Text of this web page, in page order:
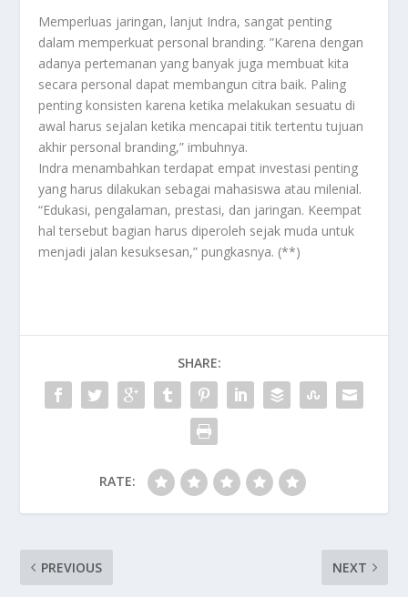
Memperluas jaringan, lanjut Indra, sangat penting
dalam memperkuat personal branding. ”Karena dengan
adanya pertemanan yang banyak juga membuat kita
secara personal dapat membangun citra baik. Paling
penting konsisten karena ketika melakukan sesuatu di
awal harus sejalan ketika mencapai titik tertentu tujuan
akhir personal branding,” imbuhnya.
Indra menambahkan terdapat empat investasi penting
yang harus dilakukan sebagai mahasiswa atau milenial.
“Edukasi, pengalaman, prestasi, dan jaringan. Keempat
hal tersebut bagian harus diperoleh sejak muda untuk
menjadi jalan kesuksesan,” pungkasnya. (**)
SHARE:
RATE:
PREVIOUS NEXT